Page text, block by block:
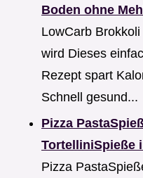
Boden ohne
LowCarb
wird Dieses
Rezept spart
Schnell gesund...
Pizza
TortelliniSpieße
Pizza